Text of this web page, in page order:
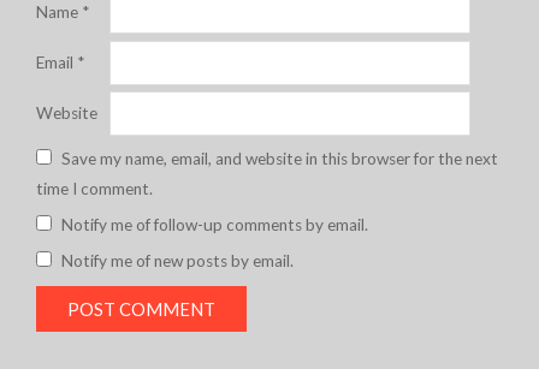
Name *
Email *
Website
Save my name, email, and website in this browser for the next
time I comment.
Notify me of follow-up comments by email.
Notify me of new posts by email.